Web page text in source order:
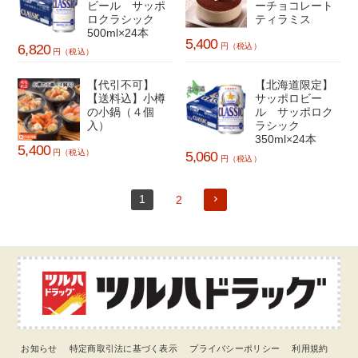
ビール サッポ
ロクラシック
500ml×24本
6,820 円（税込）
ーチョコレート
ティラミス
5,400 円（税込）
【代引不可】
【送料込】小樽
の小鍋（４個
入）
5,400 円（税込）
【北海道限定】
サッポロビー
ル サッポロク
ラシック
350ml×24本
5,060 円（税込）
1 2
お知らせ 特定商取引法に基づく表示 プライバシーポリシー 利用規約